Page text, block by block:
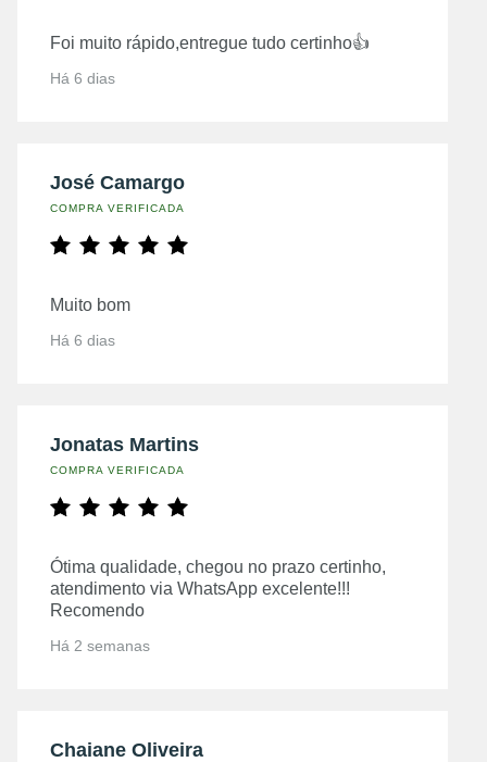
Foi muito rápido,entregue tudo certinho👍
Há 6 dias
José Camargo
COMPRA VERIFICADA
Muito bom
Há 6 dias
Jonatas Martins
COMPRA VERIFICADA
Ótima qualidade, chegou no prazo certinho,
atendimento via WhatsApp excelente!!!
Recomendo
Há 2 semanas
Chaiane Oliveira